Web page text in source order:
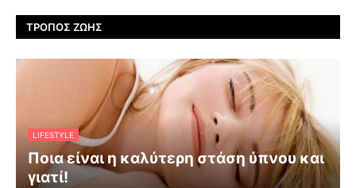
ΤΡΌΠΟΣ ΖΩΉΣ
LIFESTYLE
Ποια είναι η καλύτερη στάση ύπνου και
γιατί!